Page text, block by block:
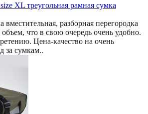
XL треугольная рамная сумка
разборная перегородка
объем, что в свою очередь очень удобно.
Цена-качество на очень
за сумкам..